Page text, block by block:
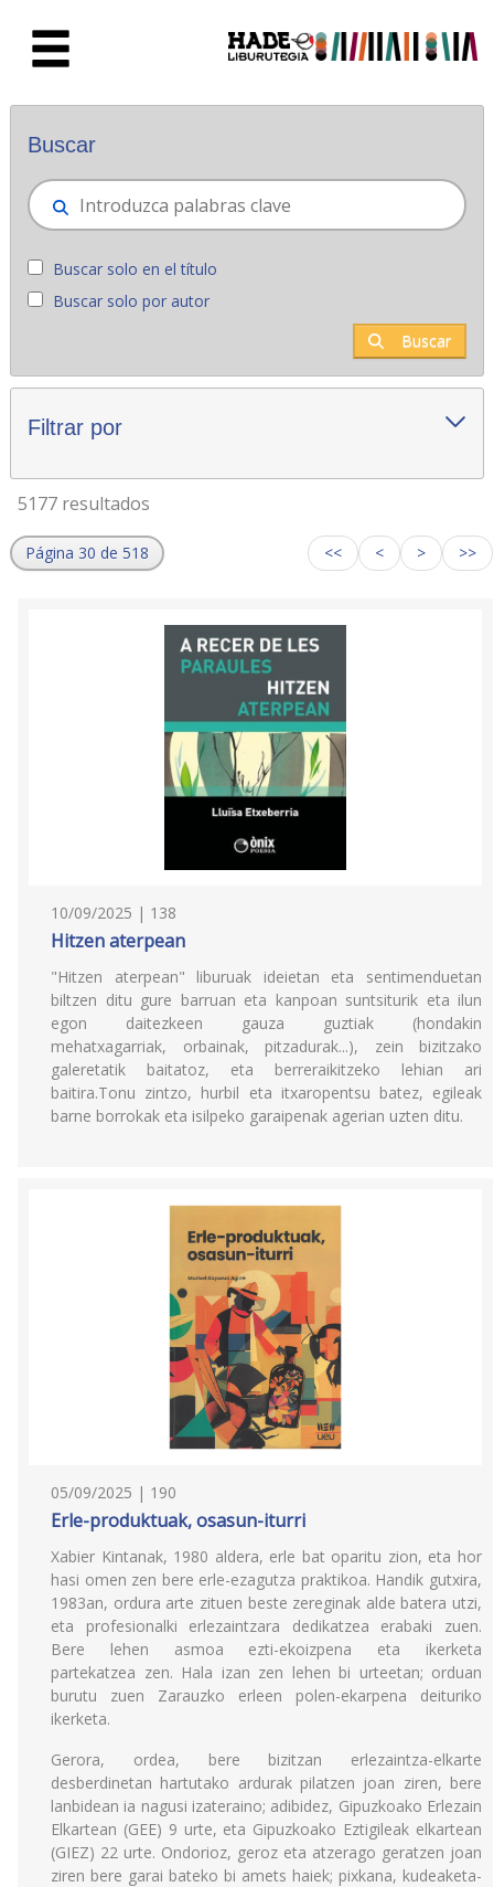
Novedades - Liburutegia
Buscar
Buscar solo en el título
Buscar solo por autor
Buscar
Filtrar por
5177 resultados
Página 30 de 518 << < > >>
10/09/2025 | 138
Hitzen aterpean
"Hitzen aterpean" liburuak ideietan eta sentimenduetan
biltzen ditu gure barruan eta kanpoan suntsiturik eta ilun
egon daitezkeen gauza guztiak (hondakin
mehatxagarriak, orbainak, pitzadurak...), zein bizitzako
galeretatik baitatoz, eta berreraikitzeko lehian ari
baitira.Tonu zintzo, hurbil eta itxaropentsu batez, egileak
barne borrokak eta isilpeko garaipenak agerian uzten ditu.
05/09/2025 | 190
Erle-produktuak, osasun-iturri
Xabier Kintanak, 1980 aldera, erle bat oparitu zion, eta hor
hasi omen zen bere erle-ezagutza praktikoa. Handik gutxira,
1983an, ordura arte zituen beste zereginak alde batera utzi,
eta profesionalki erlezaintzara dedikatzea erabaki zuen.
Bere lehen asmoa ezti-ekoizpena eta ikerketa
partekatzea zen. Hala izan zen lehen bi urteetan; orduan
burutu zuen Zarauzko erleen polen-ekarpena deituriko
ikerketa.
Gerora, ordea, bere bizitzan erlezaintza-elkarte
desberdinetan hartutako ardurak pilatzen joan ziren, bere
lanbidean ia nagusi izateraino; adibidez, Gipuzkoako Erlezain
Elkartean (GEE) 9 urte, eta Gipuzkoako Eztigileak elkartean
(GIEZ) 22 urte. Ondorioz, geroz eta atzerago geratzen joan
ziren bere garai bateko bi amets haiek; pixkana, kudeaketa-